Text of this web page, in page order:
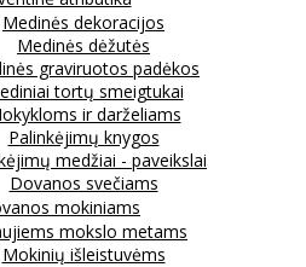
Medinės dekoracijos
Medinės dėžutės
graviruotos padėkos
tortų smeigtukai
ir darželiams
Palinkėjimų knygos
medžiai - paveikslai
Dovanos svečiams
mokiniams
mokslo metams
Mokinių išleistuvėms